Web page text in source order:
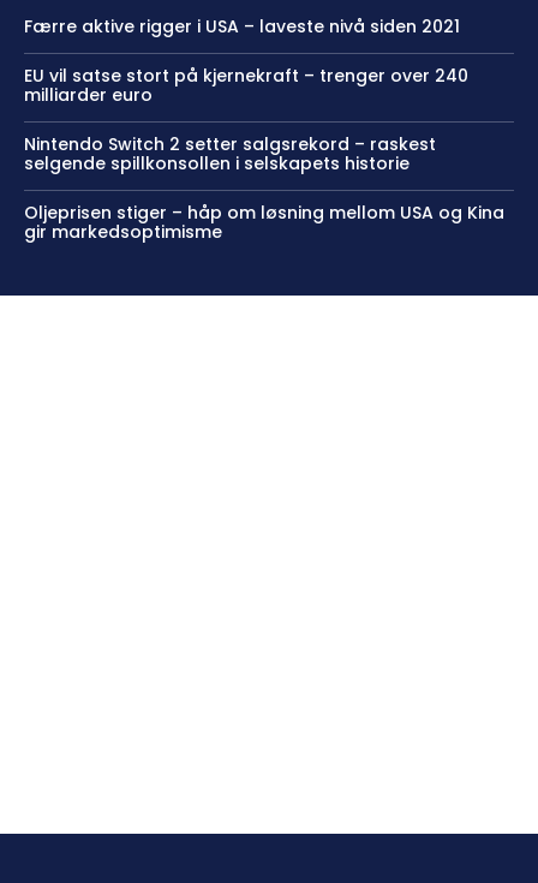
Færre aktive rigger i USA – laveste nivå siden 2021
EU vil satse stort på kjernekraft – trenger over 240
milliarder euro
Nintendo Switch 2 setter salgsrekord – raskest
selgende spillkonsollen i selskapets historie
Oljeprisen stiger – håp om løsning mellom USA og Kina
gir markedsoptimisme